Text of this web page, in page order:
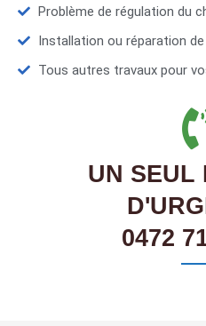
Problème de régulation du
Installation ou réparation
Tous autres travaux pour
UN SEUL
0472